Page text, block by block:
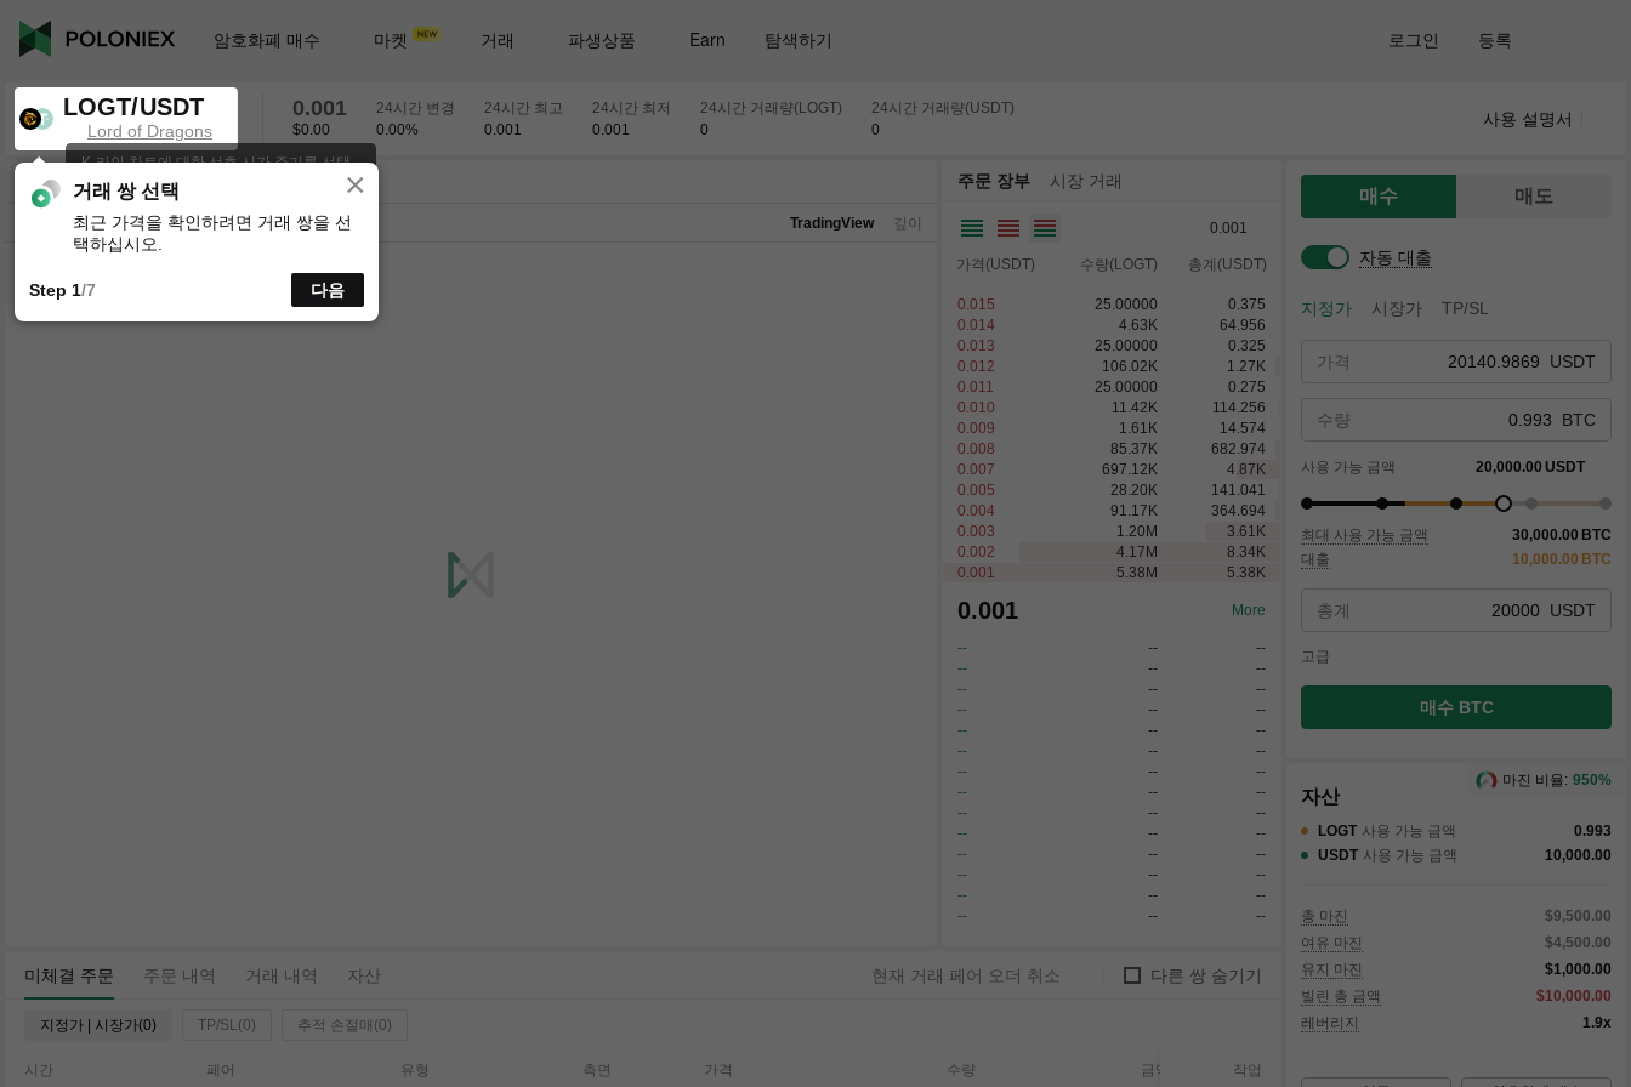
암호화폐 매수 마켓 거래 파생상품 Earn 탐색하기 로그인 등록
LOGT/USDT
Lord of Dragons
0.001
$0.00
24시간 변경
0.00%
24시간 최고
0.001
24시간 최저
0.001
24시간 거래량(LOGT)
0
24시간 거래량(USDT)
0
사용 설명서
LOGT/USDT 0.00 % 0.001
15분 1시간4시간 1일1주 TradingView 깊이
주문 장부 시장 거래
0.001
가격(USDT) 수량(LOGT) 총계(USDT)
0.015 25.00000
0.375
0.014
4.63 K
64.956
0.013
25.00000
0.325
0.012
106.02 K 1.27 K
0.011
25.00000
0.275
0.010
11.42 K
114.256
0.009
1.61 K
14.574
0.008
85.37 K
682.974
0.007
697.12 K 4.87 K
0.005
28.20 K
141.041
0.004
91.17 K
364.694
0.003
1.20 M 3.61 K
0.002
4.17 M 8.34 K
0.001
5.38 M 5.38 K
0.001 More
-- --
--
--
--
--
--
--
--
--
--
--
--
--
--
--
--
--
--
--
--
--
--
--
--
--
--
--
--
--
--
--
--
--
--
--
--
--
--
--
-- --
미체결 주문 주문 내역 거래 내역 자산 현재 거래 페어 오더 취소 다른 쌍 숨기기
지정가 | 시장가(0) TP/SL(0) 추적 손절매(0)
시간 페어 유형 측면 가격 수량 금액 작업
매수 매도
자동 대출
지정가 시장가 TP/SL
가격 USDT
수량 BTC
사용 가능 금액 20,000.00 USDT
최대 사용 가능 금액 30,000.00 BTC
대출
10,000.00 BTC
총계 USDT
고급
매수 BTC
자산
LOGT 사용 가능 금액
0.993
USDT 사용 가능 금액 10,000.00
총 마진
$9,500.00
여유 마진
$4,500.00
유지 마진
$1,000.00
빌린 총 금액
$10,000.00
레버리지
1.9x
마진 비율: 950%
K-라인 차트에 대한 선호 시간 주기를 선택
하세요.
×
거래 쌍 선택
최근 가격을 확인하려면 거래 쌍을 선
택하십시오.
Step 1/7 다음